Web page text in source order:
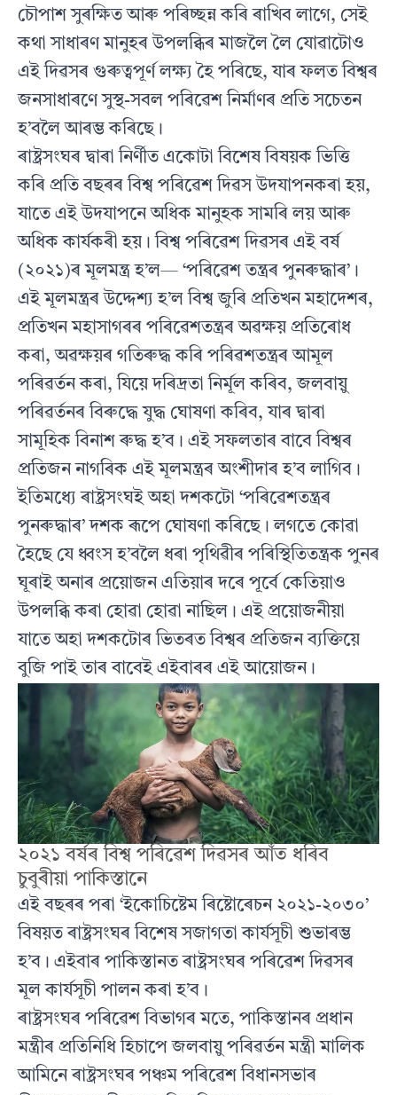
চৌপাশ সুৰক্ষিত আৰু পৰিচ্ছন্ন কৰি ৰাখিব লাগে, সেই
কথা সাধাৰণ মানুহৰ উপলব্ধিৰ মাজলৈ লৈ যোৱাটোও
এই দিৱসৰ গুৰুত্বপূৰ্ণ লক্ষ্য হৈ পৰিছে, যাৰ ফলত বিশ্বৰ
জনসাধাৰণে সুস্থ-সবল পৰিৱেশ নিৰ্মাণৰ প্ৰতি সচেতন
হ’বলৈ আৰম্ভ কৰিছে।
ৰাষ্ট্ৰসংঘৰ দ্বাৰা নিৰ্ণীত একোটা বিশেষ বিষয়ক ভিত্তি
কৰি প্ৰতি বছৰৰ বিশ্ব পৰিৱেশ দিৱস উদযাপনকৰা হয়,
যাতে এই উদযাপনে অধিক মানুহক সামৰি লয় আৰু
অধিক কাৰ্যকৰী হয়। বিশ্ব পৰিৱেশ দিৱসৰ এই বৰ্ষ
(২০২১)ৰ মূলমন্ত্ৰ হ’ল— ‘পৰিৱেশ তন্ত্ৰৰ পুনৰুদ্ধাৰ’।
এই মূলমন্ত্ৰৰ উদ্দেশ্য হ’ল বিশ্ব জুৰি প্ৰতিখন মহাদেশৰ,
প্ৰতিখন মহাসাগৰৰ পৰিৱেশতন্ত্ৰৰ অৱক্ষয় প্ৰতিৰোধ
কৰা, অৱক্ষয়ৰ গতিৰুদ্ধ কৰি পৰিৱশতন্ত্ৰৰ আমূল
পৰিৱৰ্তন কৰা, যিয়ে দৰিদ্ৰতা নিৰ্মূল কৰিব, জলবায়ু
পৰিৱৰ্তনৰ বিৰুদ্ধে যুদ্ধ ঘোষণা কৰিব, যাৰ দ্বাৰা
সামূহিক বিনাশ ৰুদ্ধ হ’ব। এই সফলতাৰ বাবে বিশ্বৰ
প্ৰতিজন নাগৰিক এই মূলমন্ত্ৰৰ অংশীদাৰ হ’ব লাগিব।
ইতিমধ‍্যে ৰাষ্ট্ৰসংঘই অহা দশকটো ‘পৰিৱেশতন্ত্ৰৰ
পুনৰুদ্ধাৰ’ দশক ৰূপে ঘোষণা কৰিছে। লগতে কোৱা
হৈছে যে ধ্বংস হ’বলৈ ধৰা পৃথিৱীৰ পৰিস্থিতিতন্ত্ৰক পুনৰ
ঘূৰাই অনাৰ প্ৰয়োজন এতিয়াৰ দৰে পূৰ্বে কেতিয়াও
উপলব্ধি কৰা হোৱা হোৱা নাছিল। এই প্ৰয়োজনীয়া
যাতে অহা দশকটোৰ ভিতৰত বিশ্বৰ প্ৰতিজন ব‍্যক্তিয়ে
বুজি পাই তাৰ বাবেই এইবাৰৰ এই আয়োজন।
২০২১ বৰ্ষৰ বিশ্ব পৰিৱেশ দিৱসৰ আঁত ধৰিব
চুবুৰীয়া পাকিস্তানে
এই বছৰৰ পৰা ‘ইকোচিষ্টেম ৰিষ্টোৰেচন ২০২১-২০৩০’
বিষয়ত ৰাষ্ট্ৰসংঘৰ বিশেষ সজাগতা কাৰ্যসূচী শুভাৰম্ভ
হ’ব। এইবাৰ পাকিস্তানত ৰাষ্ট্ৰসংঘৰ পৰিৱেশ দিৱসৰ
মূল কাৰ্যসূচী পালন কৰা হ’ব।
ৰাষ্ট্ৰসংঘৰ পৰিৱেশ বিভাগৰ মতে, পাকিস্তানৰ প্ৰধান
মন্ত্ৰীৰ প্ৰতিনিধি হিচাপে জলবায়ু পৰিৱৰ্তন মন্ত্ৰী মালিক
আমিনে ৰাষ্ট্ৰসংঘৰ পঞ্চম পৰিৱেশ বিধানসভাৰ